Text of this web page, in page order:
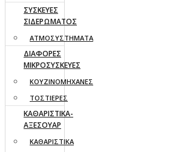
ΣΥΣΚΕΥΕΣ
ΣΙΔΕΡΩΜΑΤΟΣ
ΑΤΜΟΣΥΣΤΗΜΑΤΑ
ΔΙΑΦΟΡΕΣ
ΜΙΚΡΟΣΥΣΚΕΥΕΣ
ΚΟΥΖΙΝΟΜΗΧΑΝΕΣ
ΤΟΣΤΙΕΡΕΣ
ΚΑΘΑΡΙΣΤΙΚΑ-
ΑΞΕΣΟΥΑΡ
ΚΑΘΑΡΙΣΤΙΚΑ